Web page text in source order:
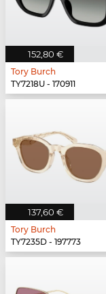
152,80 €
Tory Burch
TY7218U - 170911
137,60 €
Tory Burch
TY7235D - 197773